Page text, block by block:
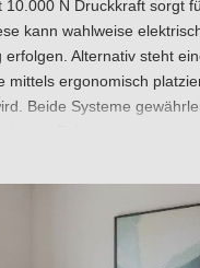
N Druckkraft sorgt
kann wahlweise
Alternativ steht
mittels ergonomisch
Beide Systeme
bis vierteilig gestaltet
hochwertiger
aus mehrfach